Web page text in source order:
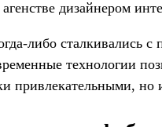
дизайнером
либо сталкивались
технологии
привлекательными,